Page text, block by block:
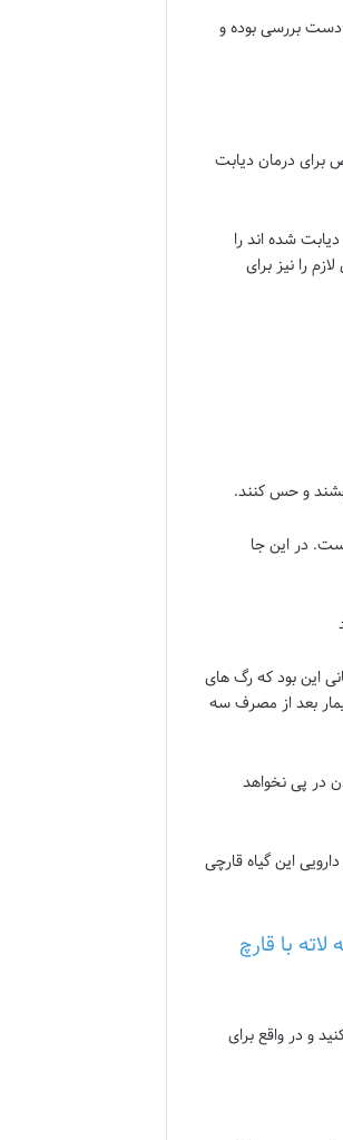
دست بررسی بوده و
برای درمان دیابت
شده اند را
را نیز برای
و حس کنند.
در این جا
این بود که رگ های
بعد از مصرف سه
در پی نخواهد
این گیاه قارچی
لاته با قارچ
و در واقع برای